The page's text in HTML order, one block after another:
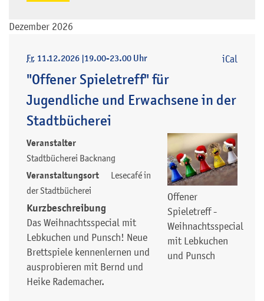
Dezember 2026
Fr, 11.12.2026 |19.00-23.00 Uhr
"Offener Spieletreff" für
Jugendliche und Erwachsene in der
Stadtbücherei
Offener
Spieletreff -
Weihnachtsspecial
mit Lebkuchen
und Punsch
Veranstalter
Stadtbücherei Backnang
Veranstaltungsort
Lesecafé in
der Stadtbücherei
Kurzbeschreibung
Das Weihnachtsspecial mit
Lebkuchen und Punsch! Neue
Brettspiele kennenlernen und
ausprobieren mit Bernd und
Heike Rademacher.
iCal